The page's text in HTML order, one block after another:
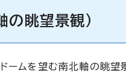
眺望景観）
ームを望む南北軸の眺望